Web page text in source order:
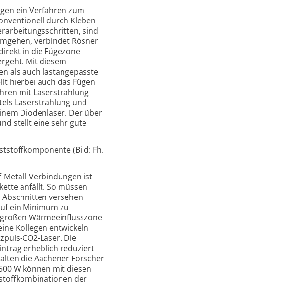
ein Verfahren zum
durch Kleben
sind
verbindet Rösner
in die Fügezone
Mit diesem
als auch lastangepasste
hierbei auch das Fügen
mit Laserstrahlung
Laserstrahlung und
Diodenlaser. Der über
stellt eine sehr gute
(Bild: Fh.
Metall-Verbindungen ist
anfällt. So müssen
versehen
ein Minimum zu
Wärmeeinflusszone
Kollegen entwickeln
CO2-Laser. Die
erheblich reduziert
die Aachener Forscher
W können mit diesen
der